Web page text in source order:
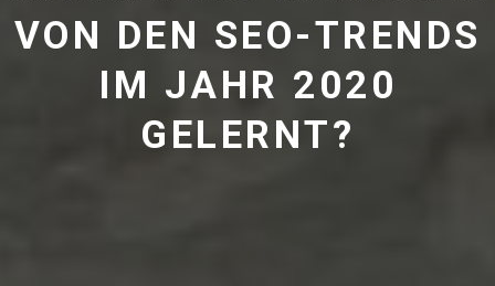
VON DEN SEO-TRENDS
IM JAHR 2020
GELERNT?